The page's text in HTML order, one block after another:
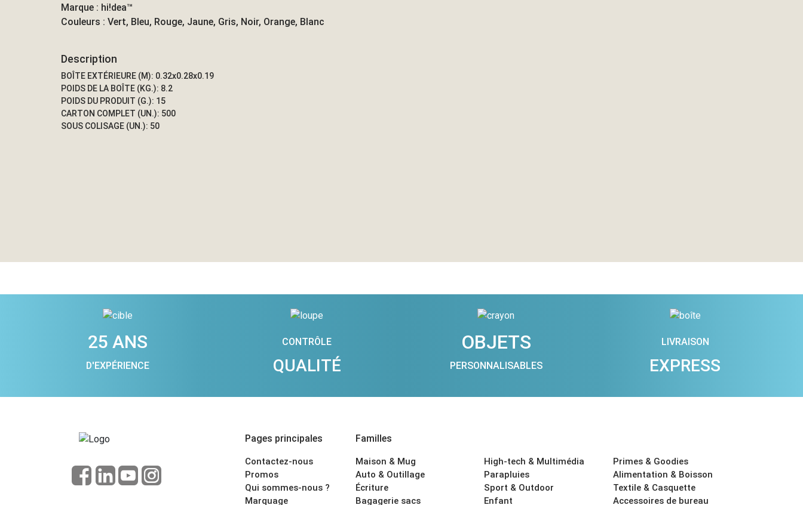
Marque : hi!dea™
Couleurs : Vert, Bleu, Rouge, Jaune, Gris, Noir, Orange, Blanc
Description
BOÎTE EXTÉRIEURE (M): 0.32x0.28x0.19
POIDS DE LA BOÎTE (KG.): 8.2
POIDS DU PRODUIT (G.): 15
CARTON COMPLET (UN.): 500
SOUS COLISAGE (UN.): 50
25 ANS
D'EXPÉRIENCE
CONTRÔLE
QUALITÉ
OBJETS
PERSONNALISABLES
LIVRAISON
EXPRESS
Pages principales
Contactez-nous
Promos
Qui sommes-nous ?
Marquage
Familles
Maison & Mug
Auto & Outillage
Écriture
Bagagerie sacs
High-tech & Multimédia
Parapluies
Sport & Outdoor
Enfant
Primes & Goodies
Alimentation & Boisson
Textile & Casquette
Accessoires de bureau